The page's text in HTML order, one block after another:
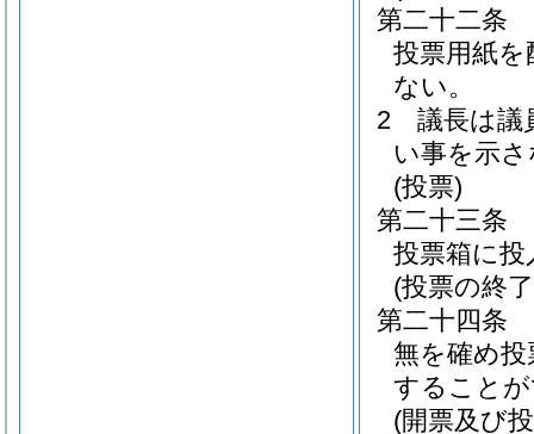
第二十二条
投票用紙
ない。
2
議長は議
い事を示
(投票)
第二十三条
投票箱に投
(投票の終
第二十四条
無を確め
すること
(開票及び